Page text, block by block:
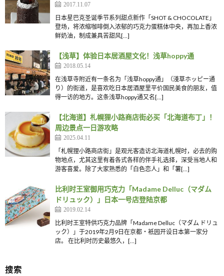
2017.11.07
日本星巴克圣诞季节系列甜点新作「SHOT & CHOCOLATE」
登场，将浓缩咖啡倒入浓郁的巧克力蛋糕体中央，再加上香浓
鲜奶油，制成兼具苦甜风[…]
【浅草】体验日本居酒屋文化！浅草hoppy通
2018.05.14
在浅草寺附近有一条名为「浅草hoppy通」（淺草ホッピー通
り）的街道，是喜欢吃日本居酒屋里平价国民美食的朋友，值
得一访的地方。这条浅草hoppy通又名[…]
【北海道】札幌狸小路商店街必买「北海道布丁」！
周边景点一日游攻略
2025.04.11
「札幌狸小路商店街」是观光客造访北海道札幌时，必去的购
物地点，尤其这里有着各式各样的伴手礼选择，深受当地人和
游客喜爱。除了大家熟悉的「白色恋人」和「薯[…]
比利时王室御用巧克力「Madame Delluc（マダム
ドリュック）」日本一号店登陆京都
2019.02.14
比利时王室特供巧克力品牌「Madame Delluc（マダム ドリュ
ック）」于2019年2月9日在京都・衹园开设日本第一家分
店。 在比利时历史最悠久，[…]
搜索